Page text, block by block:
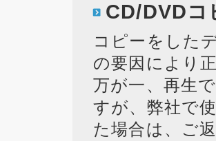
CD/DVDコ
コピーをした
の要因により
万が一、再生
すが、弊社で
た場合は、ご